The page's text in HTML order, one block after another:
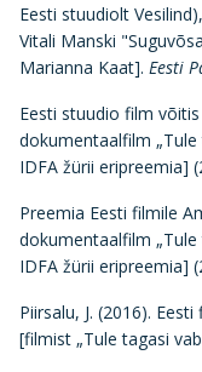
Eesti stuudiolt
Vitali Manski
Marianna Kaat]. Eesti
Eesti stuudio film
dokumentaalfilm
IDFA žürii eripreemia]
Preemia Eesti filmile
dokumentaalfilm
IDFA žürii eripreemia]
Piirsalu, J. (2016).
[filmist „Tule tagasi